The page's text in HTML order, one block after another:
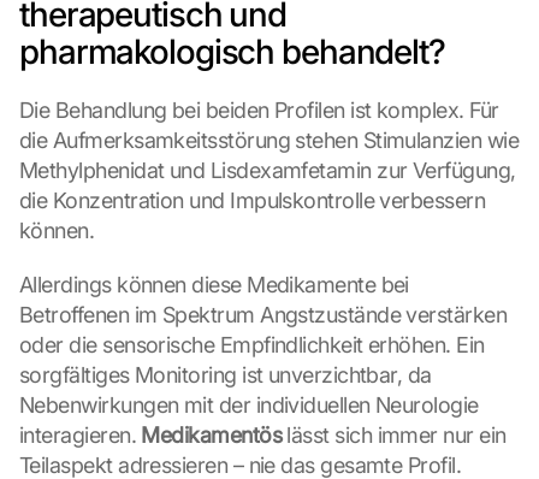
therapeutisch und
pharmakologisch behandelt?
Die Behandlung bei beiden Profilen ist komplex. Für
die Aufmerksamkeitsstörung stehen Stimulanzien wie
Methylphenidat und Lisdexamfetamin zur Verfügung,
die Konzentration und Impulskontrolle verbessern
können.
Allerdings können diese Medikamente bei
Betroffenen im Spektrum Angstzustände verstärken
oder die sensorische Empfindlichkeit erhöhen. Ein
sorgfältiges Monitoring ist unverzichtbar, da
Nebenwirkungen mit der individuellen Neurologie
interagieren. Medikamentös lässt sich immer nur ein
Teilaspekt adressieren – nie das gesamte Profil.